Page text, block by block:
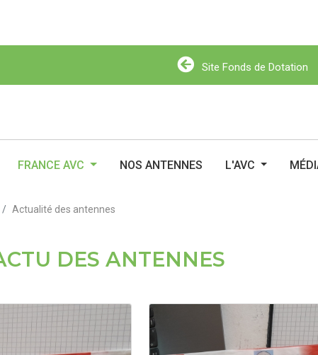
Site Fonds de Dotation
FRANCE AVC NOS ANTENNES L'AVC
Actualité des antennes
DES ANTENNES